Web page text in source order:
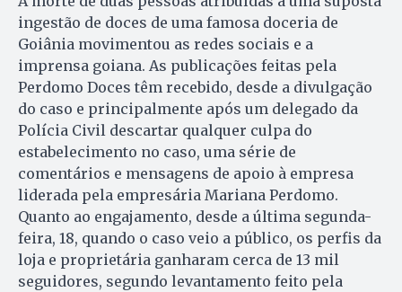
ingestão de doces de uma famosa doceria de
Goiânia movimentou as redes sociais e a
imprensa goiana. As publicações feitas pela
Perdomo Doces têm recebido, desde a divulgação
do caso e principalmente após um delegado da
Polícia Civil descartar qualquer culpa do
estabelecimento no caso, uma série de
comentários e mensagens de apoio à empresa
liderada pela empresária Mariana Perdomo.
Quanto ao engajamento, desde a última segunda-
feira, 18, quando o caso veio a público, os perfis da
loja e proprietária ganharam cerca de 13 mil
seguidores, segundo levantamento feito pela